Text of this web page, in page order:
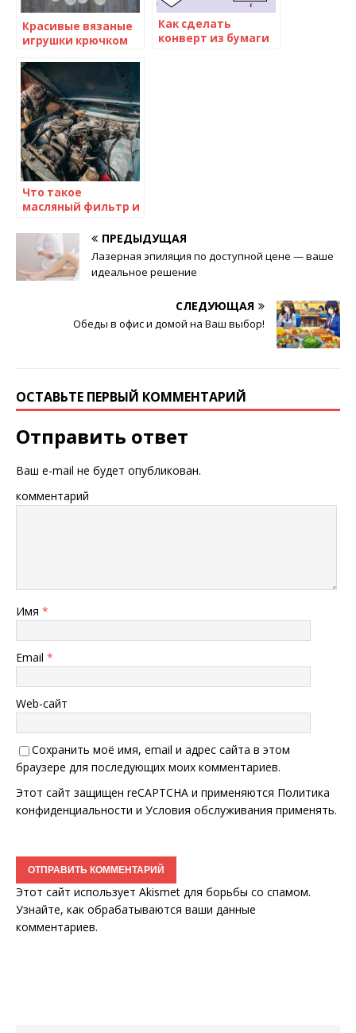
Красивые вязаные
игрушки крючком
готовая
инструкция, как
сделать своими
руками
Как сделать
конверт из бумаги
Что такое
масляный фильтр и
ПРЕДЫДУЩАЯ
Лазерная эпиляция по доступной цене — ваше
идеальное решение
СЛЕДУЮЩАЯ
Обеды в офис и домой на Ваш выбор!
ОСТАВЬТЕ ПЕРВЫЙ КОММЕНТАРИЙ
Отправить ответ
Ваш e-mail не будет опубликован.
комментарий
Имя *
Email *
Web-сайт
Сохранить моё имя, email и адрес сайта в этом
браузере для последующих моих комментариев.
Этот сайт защищен reCAPTCHA и применяются Политика
конфиденциальности и Условия обслуживания применять.
Этот сайт использует Akismet для борьбы со спамом.
Узнайте, как обрабатываются ваши данные
комментариев.